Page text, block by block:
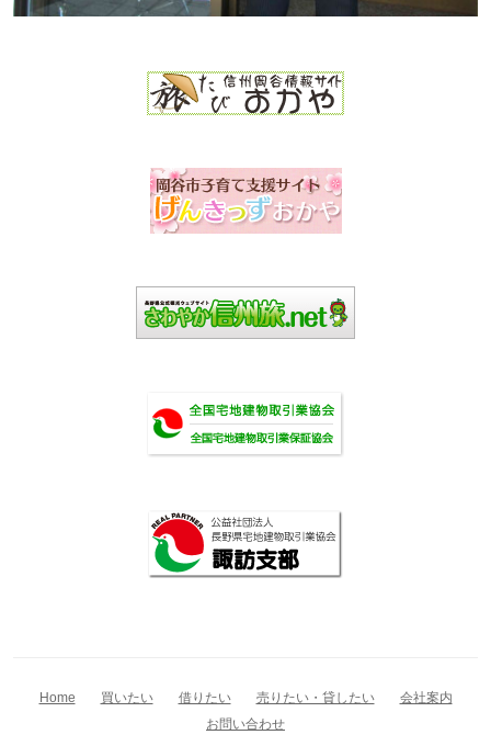
Home 買いたい 借りたい 売りたい・貸したい
会社案内
お問い合わせ